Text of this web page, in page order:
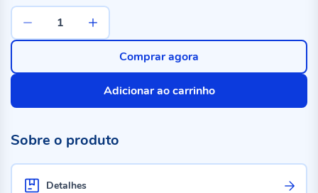
Adicionar ao carrinho
Comprar agora
Sobre o produto
Detalhes